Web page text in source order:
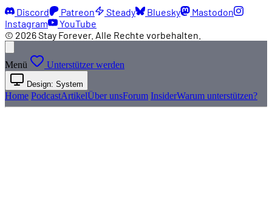
Discord Patreon Steady Bluesky
Mastodon
Instagram
YouTube
© 2026 Stay Forever. Alle Rechte vorbehalten.
Menü Unterstützer werden
Design: System
Home PodcastArtikelÜber unsForum InsiderWarum unterstützen?